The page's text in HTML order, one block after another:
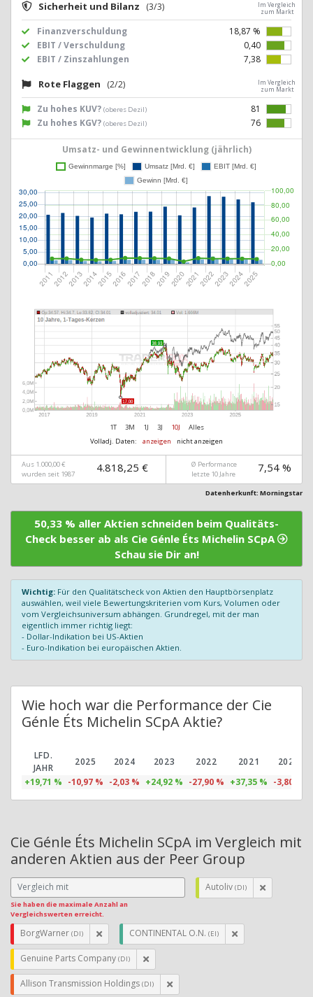
Sicherheit und Bilanz (3/3)
Im Vergleich
zum Markt
Finanzverschuldung
18,87 %
EBIT / Verschuldung
0,40
EBIT / Zinszahlungen
7,38
Rote Flaggen (2/2)
Im Vergleich
zum Markt
Zu hohes KUV? (oberes Dezil)
81
Zu hohes KGV? (oberes Dezil) 76
Umsatz- und Gewinnentwicklung (jährlich)
1T 3M 1J 3J 10J
Alles
Volladj. Daten:
anzeigen nicht anzeigen
Aus 1.000,00 €
wurden seit 1987
4.818,25 €
Ø Performance
letzte 10 Jahre
7,54 %
Datenherkunft: Morningstar
50,33 % aller Aktien schneiden beim Qualitäts-
Check besser ab als Cie Génle Éts Michelin SCpA
Schau sie Dir an!
Wichtig: Für den Qualitätscheck von Aktien den Hauptbörsenplatz
auswählen, weil viele Bewertungskriterien vom Kurs, Volumen oder
vom Vergleichsuniversum abhängen. Grundregel, mit der man
eigentlich immer richtig liegt:
- Dollar-Indikation bei US-Aktien
- Euro-Indikation bei europäischen Aktien.
Wie hoch war die Performance der Cie
Génle Éts Michelin SCpA Aktie?
LFD.
JAHR
2025 2024 2023 2022 2021
2020
+19,71 % -10,97 % -2,03 % +24,92 % -27,90 % +37,35 % -3,80 %
Cie Génle Éts Michelin SCpA im Vergleich mit
anderen Aktien aus der Peer Group
Sie haben die maximale Anzahl an
Vergleichswerten erreicht.
Autoliv (DI)
BorgWarner (DI) CONTINENTAL O.N. (EI)
Genuine Parts Company (DI)
Allison Transmission Holdings (DI)